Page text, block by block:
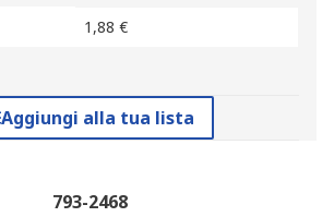
1,88 €
Aggiungi alla tua lista
793-2468